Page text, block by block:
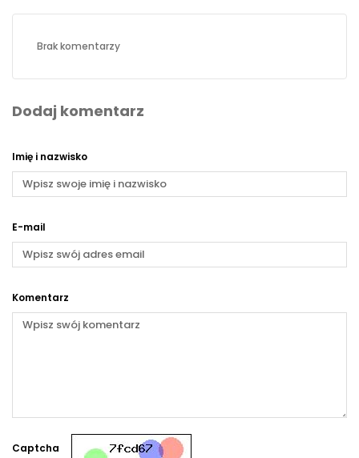
Brak komentarzy
Dodaj komentarz
Imię i nazwisko
E-mail
Komentarz
Captcha